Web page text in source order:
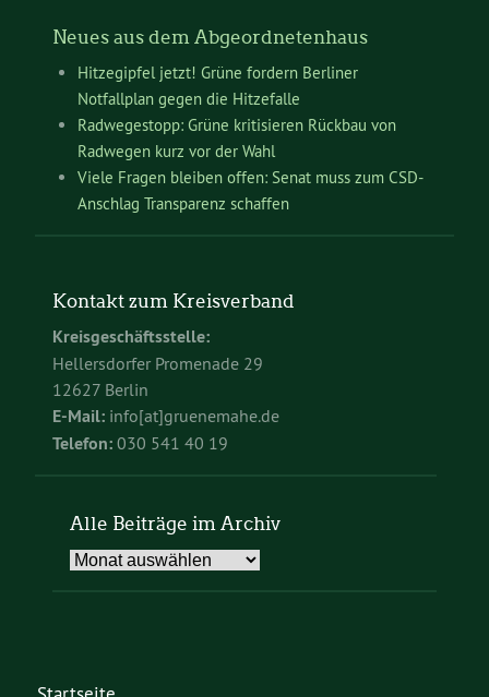
Neues aus dem Abgeordnetenhaus
Hitzegipfel jetzt! Grüne fordern Berliner
Notfallplan gegen die Hitzefalle
Radwegestopp: Grüne kritisieren Rückbau von
Radwegen kurz vor der Wahl
Viele Fragen bleiben offen: Senat muss zum CSD-
Anschlag Transparenz schaffen
Kontakt zum Kreisverband
Kreisgeschäftsstelle:
Hellersdorfer Promenade 29
12627 Berlin
E-Mail: info[at]gruenemahe.de
Telefon: 030 541 40 19
Alle Beiträge im Archiv
Alle